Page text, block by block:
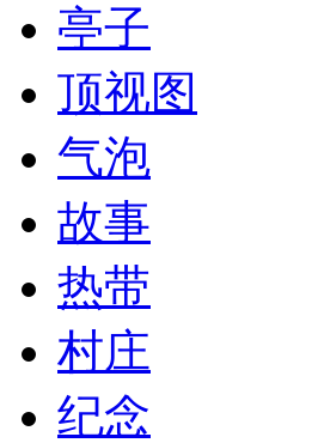
亭子
顶视图
气泡
故事
热带
村庄
纪念